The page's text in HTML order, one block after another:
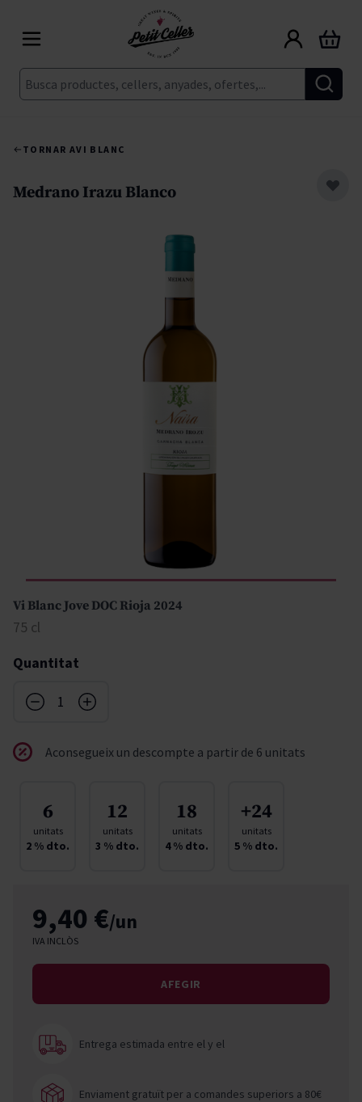
Cerca
Cart
TORNAR AVI BLANC
Medrano Irazu Blanco
Vi Blanc Jove DOC Rioja 2024
75 cl
Quantitat
Aconsegueix un descompte a partir de 6 unitats
6
unitats
2 % dto.
12
unitats
3 % dto.
18
unitats
4% dto.
+24
unitats
5 % dto.
9,40 €/un
IVA INCLÒS
AFEGIR
Entrega estimada entre ely el
Enviament gratuït per a comandes superiors a 80€